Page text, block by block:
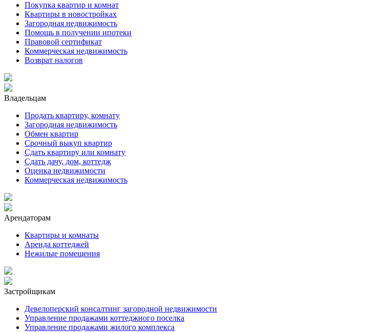
Покупка квартир и комнат
Квартиры в новостройках
Загородная недвижимость
Помощь в получении ипотеки
Правовой сертификат
Коммерческая недвижимость
Возврат налогов
Владельцам
Продать квартиру, комнату
Загородная недвижимость
Обмен квартир
Срочный выкуп квартир
Сдать квартиру или комнату
Сдать дачу, дом, коттедж
Оценка недвижимости
Коммерческая недвижимость
Арендаторам
Квартиры и комнаты
Аренда коттеджей
Нежилые помещения
Застройщикам
Девелоперский консалтинг загородной недвижимости
Управление продажами коттеджного поселка
Управление продажами жилого комплекса